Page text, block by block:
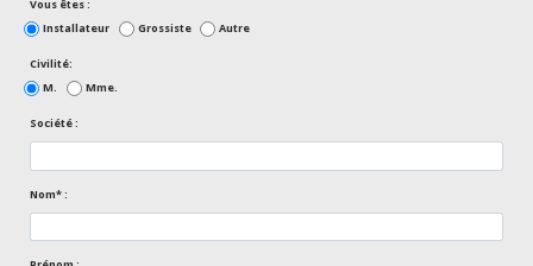
Vous êtes :
Installateur
Grossiste Autre
Civilité:
M.
Mme.
Société :
Nom* :